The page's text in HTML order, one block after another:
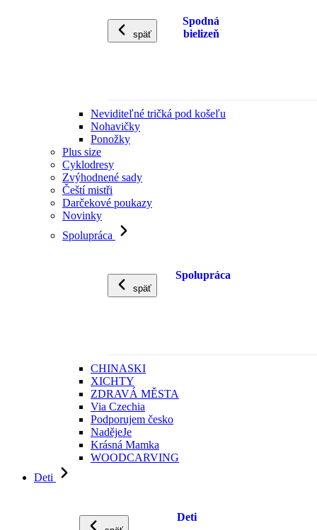
späť
Spodná
bielizeň
Neviditeľné tričká pod košeľu
Nohavičky
Ponožky
Plus size
Cyklodresy
Zvýhodnené sady
Čeští mistři
Darčekové poukazy
Novinky
Spolupráca
späť
Spolupráca
CHINASKI
XICHTY
ZDRAVÁ MĚSTA
Via Czechia
Podporujem česko
NadějeJe
Krásná Mamka
WOODCARVING
Deti
Deti